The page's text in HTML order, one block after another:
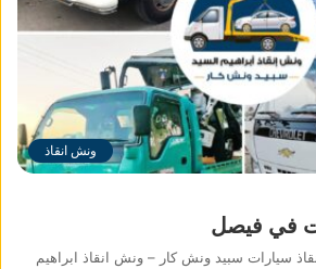
ونش انقاذ
في فيصل
سيارات سبيد ونش كار – ونش انقاذ ابراهيم